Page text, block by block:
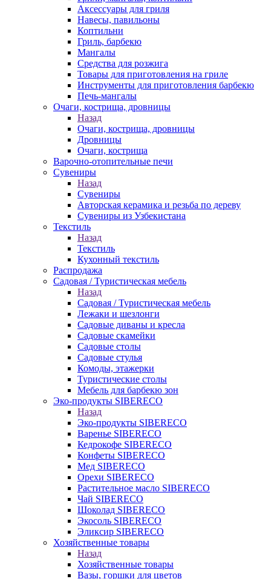
Аксессуары для гриля
Навесы, павильоны
Коптильни
Гриль, барбекю
Мангалы
Средства для розжига
Товары для приготовления на гриле
Инструменты для приготовления барбекю
Печь-мангалы
Очаги, кострища, дровницы
Назад
Очаги, кострища, дровницы
Дровницы
Очаги, кострища
Варочно-отопительные печи
Сувениры
Назад
Сувениры
Авторская керамика и резьба по дереву
Сувениры из Узбекистана
Текстиль
Назад
Текстиль
Кухонный текстиль
Распродажа
Садовая / Туристическая мебель
Назад
Садовая / Туристическая мебель
Лежаки и шезлонги
Садовые диваны и кресла
Садовые скамейки
Садовые столы
Садовые стулья
Комоды, этажерки
Туристические столы
Мебель для барбекю зон
Эко-продукты SIBERECO
Назад
Эко-продукты SIBERECO
Варенье SIBERECO
Кедрокофе SIBERECO
Конфеты SIBERECO
Мед SIBERECO
Орехи SIBERECO
Растительное масло SIBERECO
Чай SIBERECO
Шоколад SIBERECO
Экосоль SIBERECO
Эликсир SIBERECO
Хозяйственные товары
Назад
Хозяйственные товары
Вазы, горшки для цветов